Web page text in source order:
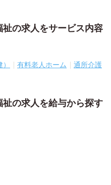
の求人をサービス内容
有料老人ホーム
通所介護
の求人を給与から探す